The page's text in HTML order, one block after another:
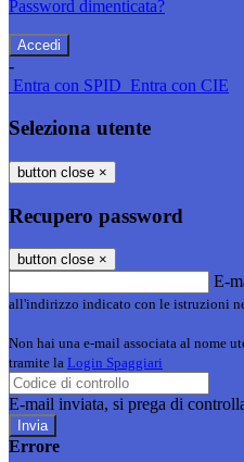
Password dimenticata?
-
Entra con SPID Entra con CIE
Seleziona utente
button close ×
Recupero password
button close ×
E-
all'indirizzo indicato con le istruzioni
Non hai una e-mail associata al nome
tramite la Login Spaggiari
E-mail inviata, si prega di
Errore